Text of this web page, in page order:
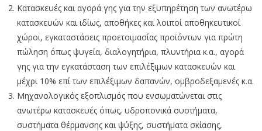
Κατασκευές και αγορά γης για την εξυπηρέτηση των ανωτέρω
κατασκευών και ιδίως, αποθήκες και λοιποί αποθηκευτικοί
χώροι, εγκαταστάσεις προετοιμασίας προϊόντων για πρώτη
πώληση όπως ψυγεία, διαλογητήρια, πλυντήρια κ.α., αγορά
γης για την εγκατάσταση των επιλέξιμων κατασκευών και
μέχρι 10% επί των επιλέξιμων δαπανών, ομβροδεξαμενές κ.α.
Μηχανολογικός εξοπλισμός που ενσωματώνεται στις
ανωτέρω κατασκευές όπως, υδροπονικά συστήματα,
συστήματα θέρμανσης και ψύξης, συστήματα σκίασης,